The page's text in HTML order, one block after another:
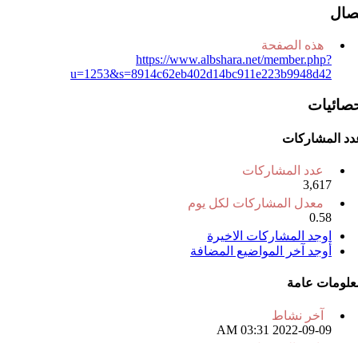
هذه الصفحة
https://www.albshara.net/member.php?
u=1253&s=8914c62eb402d14bc911e223b9948d42
المشاركات
عدد المشاركات
3,617
معدل المشاركات لكل يوم
0.58
اوجد المشاركات الاخيرة
أوجد آخر المواضيع المضافة
عامة
آخر نشاط
2022-09-09
03:31 AM